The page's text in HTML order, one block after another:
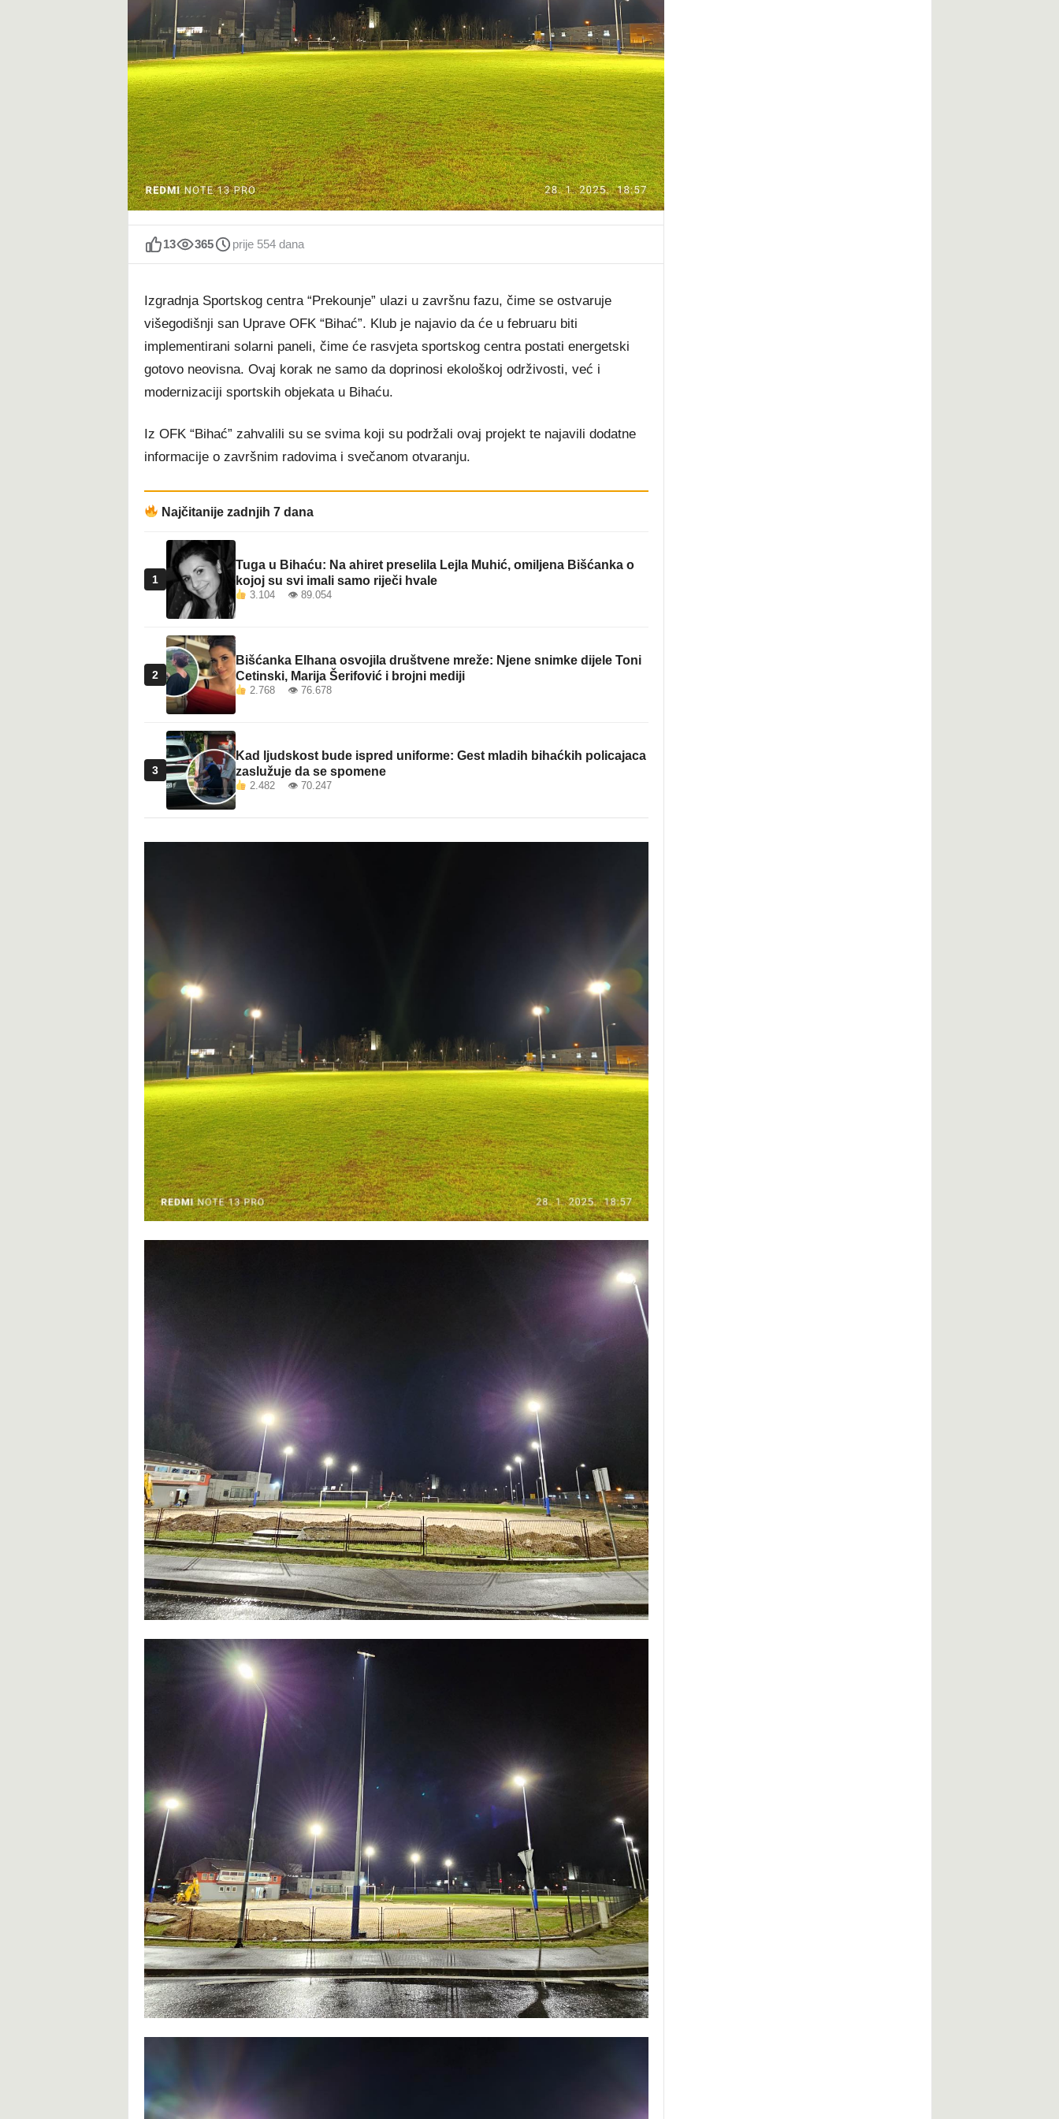
13 365 prije 554 dana
Izgradnja Sportskog centra “Prekounje” ulazi u završnu fazu, čime se ostvaruje
višegodišnji san Uprave OFK “Bihać”. Klub je najavio da će u februaru biti
implementirani solarni paneli, čime će rasvjeta sportskog centra postati energetski
gotovo neovisna. Ovaj korak ne samo da doprinosi ekološkoj održivosti, već i
modernizaciji sportskih objekata u Bihaću.
Iz OFK “Bihać” zahvalili su se svima koji su podržali ovaj projekt te najavili dodatne
informacije o završnim radovima i svečanom otvaranju.
Najčitanije zadnjih 7 dana
1
Tuga u Bihaću: Na ahiret preselila Lejla Muhić, omiljena Bišćanka o
kojoj su svi imali samo riječi hvale
3.104 👁 89.054
2
Bišćanka Elhana osvojila društvene mreže: Njene snimke dijele Toni
Cetinski, Marija Šerifović i brojni mediji
2.768 👁 76.678
3
Kad ljudskost bude ispred uniforme: Gest mladih bihaćkih policajaca
zaslužuje da se spomene
2.482 👁 70.247